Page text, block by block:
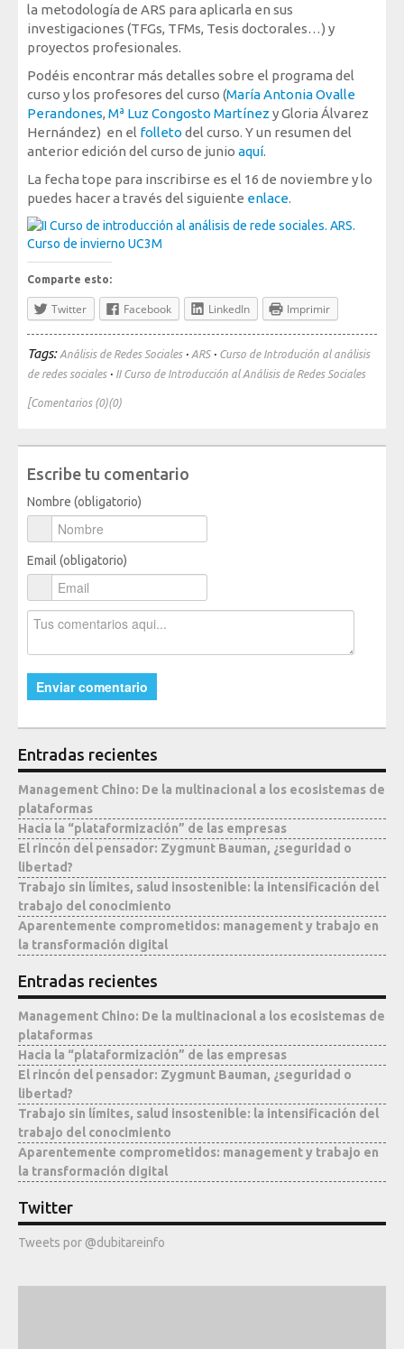
Publicaciones
Publicaciones: Sociedad, Innovación y Salud
Publicaciones: Internacional, Sectores y Salud
Mediateca
la metodología de ARS para aplicarla en sus
investigaciones (TFGs, TFMs, Tesis doctorales…) y
proyectos profesionales.
Podéis encontrar más detalles sobre el programa del
curso y los profesores del curso (María Antonia Ovalle
Perandones, Mª Luz Congosto Martínez y Gloria Álvarez
Hernández) en el folleto del curso. Y un resumen del
anterior edición del curso de junio aquí.
La fecha tope para inscribirse es el 16 de noviembre y lo
puedes hacer a través del siguiente enlace.
Comparte esto:
Twitter Facebook LinkedIn Imprimir
Tags: Análisis de Redes Sociales· ARS· Curso de Introdución al análisis
de redes sociales· II Curso de Introducción al Análisis de Redes Sociales
[Comentarios (0)(0)
Escribe tu comentario
Nombre (obligatorio)
Email (obligatorio)
Entradas recientes
Management Chino: De la multinacional a los ecosistemas de
plataformas
Hacia la “plataformización” de las empresas
El rincón del pensador: Zygmunt Bauman, ¿seguridad o
libertad?
Trabajo sin límites, salud insostenible: la intensificación del
trabajo del conocimiento
Aparentemente comprometidos: management y trabajo en
la transformación digital
Entradas recientes
Management Chino: De la multinacional a los ecosistemas de
plataformas
Hacia la “plataformización” de las empresas
El rincón del pensador: Zygmunt Bauman, ¿seguridad o
libertad?
Trabajo sin límites, salud insostenible: la intensificación del
trabajo del conocimiento
Aparentemente comprometidos: management y trabajo en
la transformación digital
Twitter
Tweets por @dubitareinfo